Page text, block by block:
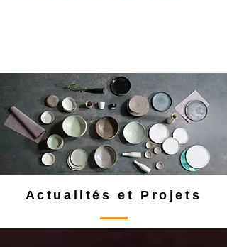
Actualités et Projets